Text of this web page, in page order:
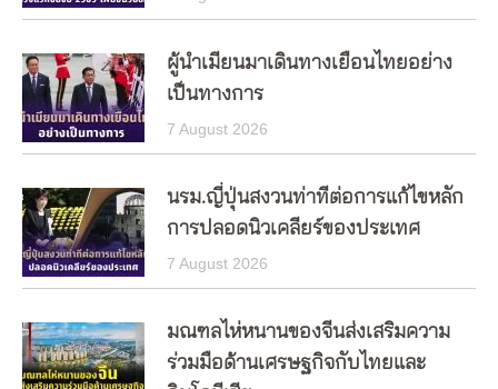
ผู้นำเมียนมาเดินทางเยือนไทยอย่าง
เป็นทางการ
7 August 2026
นรม.ญี่ปุ่นสงวนท่าทีต่อการแก้ไขหลัก
การปลอดนิวเคลียร์ของประเทศ
7 August 2026
มณฑลไห่หนานของจีนส่งเสริมความ
ร่วมมือด้านเศรษฐกิจกับไทยและ